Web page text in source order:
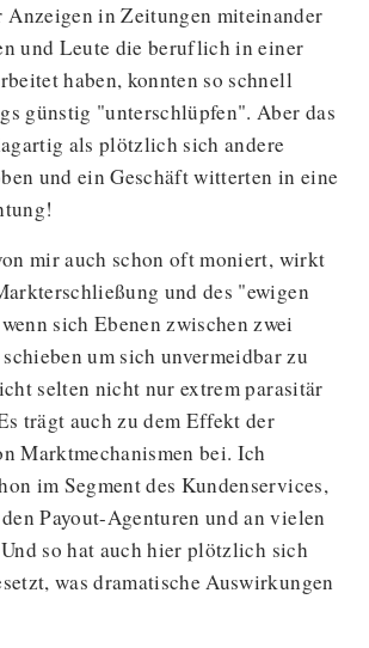
Anzeigen in Zeitungen miteinander
und Leute die beruflich in einer
haben, konnten so schnell
günstig "unterschlüpfen". Aber das
als plötzlich sich andere
und ein Geschäft witterten in eine
mir auch schon oft moniert, wirkt
und des "ewigen
sich Ebenen zwischen zwei
um sich unvermeidbar zu
selten nicht nur extrem parasitär
trägt auch zu dem Effekt der
Marktmechanismen bei. Ich
im Segment des Kundenservices,
Payout-Agenturen und an vielen
so hat auch hier plötzlich sich
was dramatische Auswirkungen